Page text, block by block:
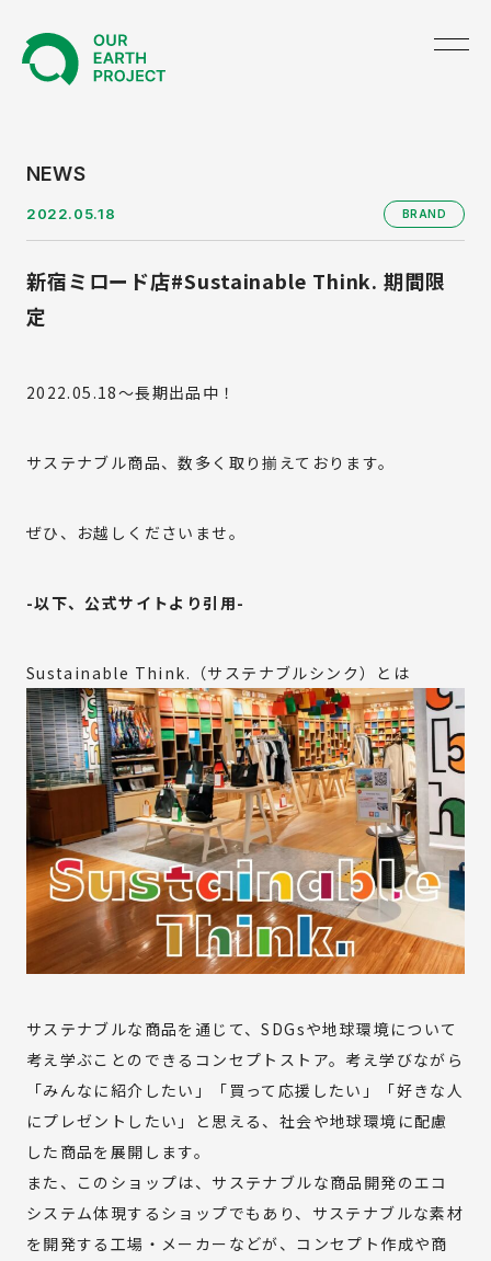
TOP
ABOUT US
NEWS
GREEN UNIFORM
BRAND
MATERIAL
資料ダウンロード
お問い合わせ
利用規約
特定商取引法に基づく表記
プライバシーポリシー
サイトポリシー
Copyright(C) OUR EARTH PROJECT All Right Reserved.
NEWS
2022.05.18 BRAND
新宿ミロード店#Sustainable Think. 期間限
定
2022.05.18～長期出品中！
サステナブル商品、数多く取り揃えております。
ぜひ、お越しくださいませ。
-以下、公式サイトより引用-
Sustainable Think.（サステナブルシンク）とは
サステナブルな商品を通じて、SDGsや地球環境について
考え学ぶことのできるコンセプトストア。考え学びながら
「みんなに紹介したい」「買って応援したい」「好きな人
にプレゼントしたい」と思える、社会や地球環境に配慮
した商品を展開します。
また、このショップは、サステナブルな商品開発のエコ
システム体現するショップでもあり、サステナブルな素材
を開発する工場・メーカーなどが、コンセプト作成や商